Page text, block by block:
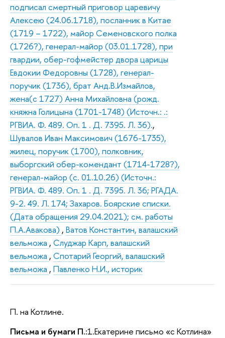
подписал смертный приговор царевичу
Алексею (24.06.1718), посланник в Китае
(1719 – 1722), майор Семеновского полка
(1726?), генерал-майор (03.01.1728), при
гвардии, обер-гофмейстер двора царицы
Евдокии Федоровны (1728), генерал-
поручик (1736), брат Анд.В.Измайлов,
жена(с 1727) Анна Михайловна (рожд.
княжна Голицына (1701-1748) (Источн.: .:
РГВИА. Ф. 489. Оп. 1 . Д. 7395. Л. 36).,
Шувалов Иван Максимович (1676-1735),
жилец, поручик (1700), полковник,
выборгский обер-комендант (1714-1728?),
генерал-майор (с. 01.10.26) (Источн.:
РГВИА. Ф. 489. Оп. 1 . Д. 7395. Л. 36; РГАДА.
9-2. 49. Л. 174; Захаров. Боярские списки.
(Дата обращения 29.04.2021); см. работы
П.А.Авакова) , Ватов Константин, валашский
вельможа , Слуджар Карп, валашский
вельможа , Спотарий Георгий, валашский
вельможа , Павленко Н.И., историк
П. на Котлине.
Письма и бумаги П.:1.Екатерине письмо «с Котлина»